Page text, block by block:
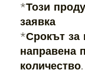
*Този
заявка
*Срокът за
направена
количество.